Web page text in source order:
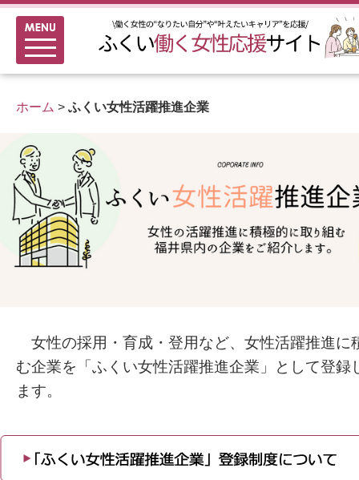
ホーム > ふくい女性活躍推進企業
女性の採用・育成・登用など、女性活躍推進に
む企業を「ふくい女性活躍推進企業」として登録
ます。
メニュー
新着情報
ふくい女性活躍推進企業
女性の多様なチャレンジ応援
家事シェアのススメ